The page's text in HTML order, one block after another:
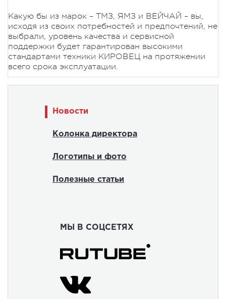
Какую бы из марок – ТМЗ, ЯМЗ и ВЕЙЧАЙ – вы,
исходя из своих потребностей и предпочтений, не
выбрали, уровень качества и сервисной
поддержки будет гарантирован высокими
стандартами техники КИРОВЕЦ на протяжении
всего срока эксплуатации.
Новости
Колонка директора
Логотипы и фото
Полезные статьи
МЫ В СОЦСЕТЯХ